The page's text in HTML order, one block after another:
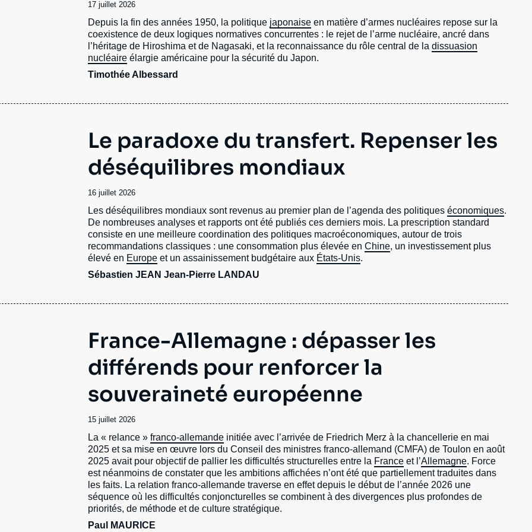
Date
de
publication
17 juillet 2026
Accroche
Depuis la fin des années 1950, la politique japonaise en matière d’armes nucléaires repose sur la
coexistence de deux logiques normatives concurrentes : le rejet de l’arme nucléaire, ancré dans
l’héritage de Hiroshima et de Nagasaki, et la reconnaissance du rôle central de la dissuasion
nucléaire élargie américaine pour la sécurité du Japon.
Timothée Albessard
Le paradoxe du transfert. Repenser les
déséquilibres mondiaux
Date
de
publication
16 juillet 2026
Accroche
Les déséquilibres mondiaux sont revenus au premier plan de l’agenda des politiques économiques.
De nombreuses analyses et rapports ont été publiés ces derniers mois. La prescription standard
consiste en une meilleure coordination des politiques macroéconomiques, autour de trois
recommandations classiques : une consommation plus élevée en Chine, un investissement plus
élevé en Europe et un assainissement budgétaire aux États-Unis.
Sébastien JEAN Jean-Pierre LANDAU
France-Allemagne : dépasser les
différends pour renforcer la
souveraineté européenne
Date
de
publication
15 juillet 2026
Accroche
La « relance » franco-allemande initiée avec l’arrivée de Friedrich Merz à la chancellerie en mai
2025 et sa mise en œuvre lors du Conseil des ministres franco-allemand (CMFA) de Toulon en août
2025 avait pour objectif de pallier les difficultés structurelles entre la France et l’Allemagne. Force
est néanmoins de constater que les ambitions affichées n’ont été que partiellement traduites dans
les faits. La relation franco-allemande traverse en effet depuis le début de l’année 2026 une
séquence où les difficultés conjoncturelles se combinent à des divergences plus profondes de
priorités, de méthode et de culture stratégique.
Paul MAURICE